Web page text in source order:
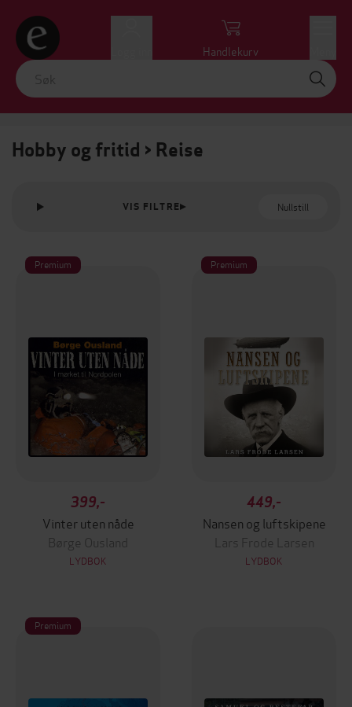
Handlekurv
Hobby og fritid > Reise
VIS FILTRE Nullstill
Premium
399,-
Vinter uten nåde
Børge Ousland
LYDBOK
Premium
449,-
Nansen og luftskipene
Lars Frode Larsen
LYDBOK
Premium